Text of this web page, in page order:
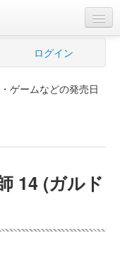
ログイン
ゲームなどの発売日
14 (ガルド